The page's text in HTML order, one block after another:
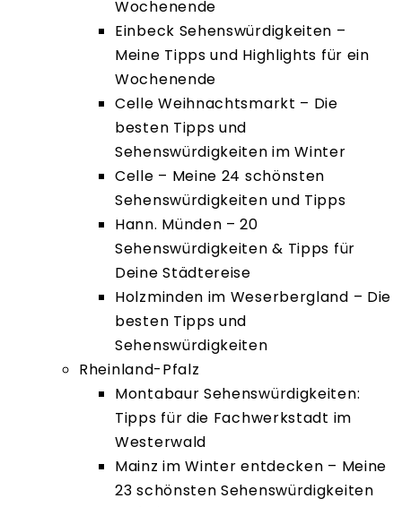
Wochenende
Einbeck Sehenswürdigkeiten –
Meine Tipps und Highlights für ein
Wochenende
Celle Weihnachtsmarkt – Die
besten Tipps und
Sehenswürdigkeiten im Winter
Celle – Meine 24 schönsten
Sehenswürdigkeiten und Tipps
Hann. Münden – 20
Sehenswürdigkeiten & Tipps für
Deine Städtereise
Holzminden im Weserbergland – Die
besten Tipps und
Sehenswürdigkeiten
Rheinland-Pfalz
Montabaur Sehenswürdigkeiten:
Tipps für die Fachwerkstadt im
Westerwald
Mainz im Winter entdecken – Meine
23 schönsten Sehenswürdigkeiten